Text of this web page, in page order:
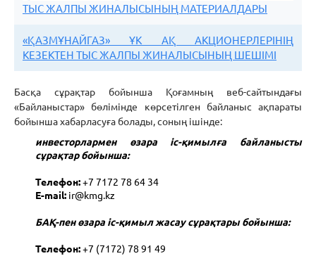
ТЫС ЖАЛПЫ ЖИНАЛЫСЫНЫҢ МАТЕРИАЛДАРЫ
«ҚАЗМҰНАЙГАЗ» ҰК АҚ АКЦИОНЕРЛЕРІНІҢ
КЕЗЕКТЕН ТЫС ЖАЛПЫ ЖИНАЛЫСЫНЫҢ ШЕШІМІ
Басқа сұрақтар бойынша Қоғамның веб-сайтындағы
«Байланыстар» бөлімінде көрсетілген байланыс ақпараты
бойынша хабарласуға болады, соның ішінде:
инвесторлармен өзара іс-қимылға байланысты
сұрақтар бойынша:
Телефон:+7 7172 78 64 34
E-mail: ir@kmg.kz
БАҚ-пен өзара іс-қимыл жасау сұрақтары бойынша:
Телефон:+7 (7172) 78 91 49